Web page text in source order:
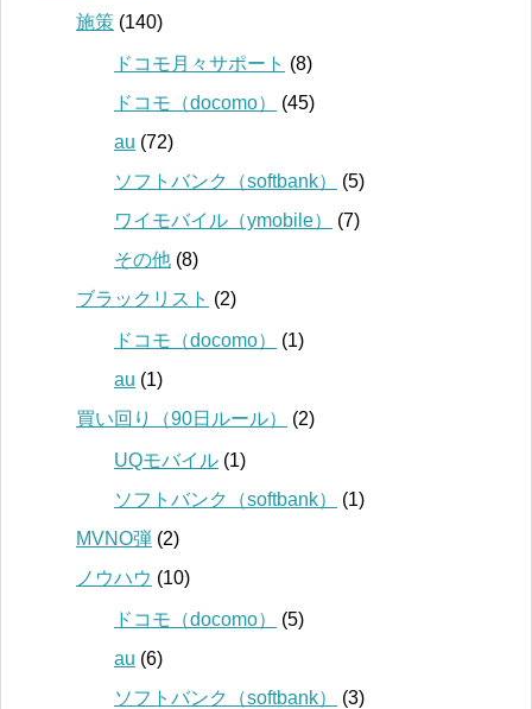
施策 (140)
ドコモ月々サポート (8)
ドコモ（docomo）
(45)
au (72)
ソフトバンク（softbank）
(5)
ワイモバイル（ymobile）
(7)
その他 (8)
ブラックリスト (2)
ドコモ（docomo）
(1)
au (1)
買い回り（90日ルール）
(2)
UQモバイル (1)
ソフトバンク（softbank）
(1)
MVNO弾 (2)
ノウハウ (10)
ドコモ（docomo）
(5)
au (6)
ソフトバンク（softbank）
(3)